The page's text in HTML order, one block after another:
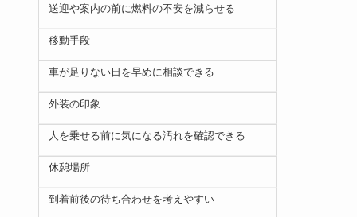
送迎や案内の前に燃料の不安を減らせる
移動手段
車が足りない日を早めに相談できる
外装の印象
人を乗せる前に気になる汚れを確認できる
休憩場所
到着前後の待ち合わせを考えやすい